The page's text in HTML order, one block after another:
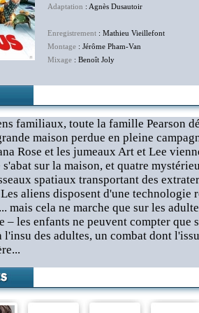
Adaptation : Agnès Dusautoir
Enregistrement : Mathieu Vieillefont
Montage : Jérôme Pham-Van
Mixage : Benoît Joly
familiaux, toute la famille Pearson
maison perdue en pleine
Rose et les jumeaux Art et Lee
s'abat sur la maison, et quatre
spatiaux transportant des
aliens disposent d'une technologie
mais cela ne marche que sur les
– les enfants ne peuvent compter que
l'insu des adultes, un combat dont